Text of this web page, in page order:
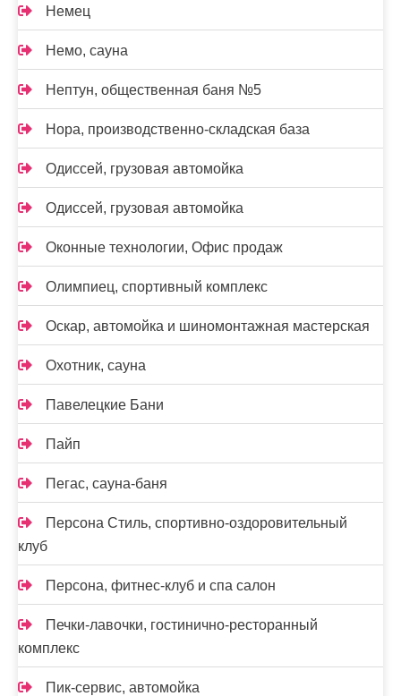
Немец
Немо, сауна
Нептун, общественная баня №5
Нора, производственно-складская база
Одиссей, грузовая автомойка
Одиссей, грузовая автомойка
Оконные технологии, Офис продаж
Олимпиец, спортивный комплекс
Оскар, автомойка и шиномонтажная мастерская
Охотник, сауна
Павелецкие Бани
Пайп
Пегас, сауна-баня
Персона Стиль, спортивно-оздоровительный
клуб
Персона, фитнес-клуб и спа салон
Печки-лавочки, гостинично-ресторанный
комплекс
Пик-сервис, автомойка